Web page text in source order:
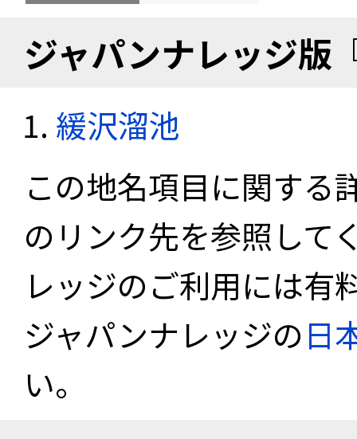
ジャパンナレッジ版
緩沢溜池
この地名項目に関する
のリンク先を参照して
レッジのご利用には有
ジャパンナレッジの日
い。